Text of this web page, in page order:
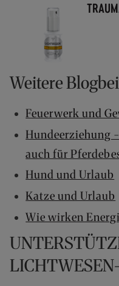
Weitere
Feuerwerk und
Hundeerziehung
auch für
Hund und Urlaub
Katze und Urlaub
Wie wirken